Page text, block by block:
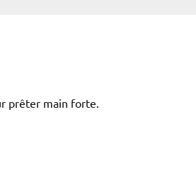
prêter main forte.